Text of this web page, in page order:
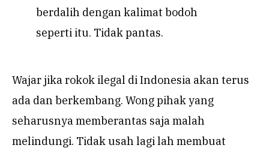
berdalih dengan kalimat bodoh
seperti itu. Tidak pantas.
Wajar jika rokok ilegal di Indonesia akan terus
ada dan berkembang. Wong pihak yang
seharusnya memberantas saja malah
melindungi. Tidak usah lagi lah membuat